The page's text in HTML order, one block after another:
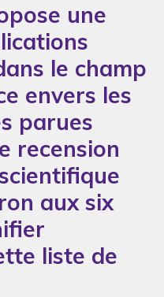
une
le champ
envers les
parues
recension
aux six
liste de